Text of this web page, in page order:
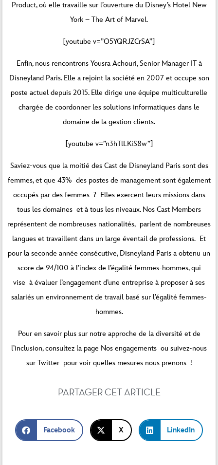
Product, où elle travaille sur l’ouverture du Disney’s Hotel New
York – The Art of Marvel.
[youtube v=”O5YQRJZCrSA”]
Enfin, nous rencontrons Yousra Achouri, Senior Manager IT à
Disneyland Paris. Elle a rejoint la société en 2007 et occupe son
poste actuel depuis 2015. Elle dirige une équipe multiculturelle
chargée de coordonner les solutions informatiques dans le
domaine de la gestion clients.
[youtube v=”n3hTlLKiS8w”]
Saviez-vous que la moitié des Cast de Disneyland Paris sont des
femmes, et que 43% des postes de management sont également
occupés par des femmes ? Elles exercent leurs missions dans
tous les domaines et à tous les niveaux. Nos Cast Members
représentent de nombreuses nationalités, parlent de nombreuses
langues et travaillent dans un large éventail de professions. Et
pour la seconde année consécutive, Disneyland Paris a obtenu un
score de 94/100 à l’index de l’égalité femmes-hommes, qui
vise à évaluer l’engagement d’une entreprise à proposer à ses
salariés un environnement de travail basé sur l’égalité femmes-
hommes.
Pour en savoir plus sur notre approche de la diversité et de
l’inclusion, consultez la page Nos engagements ou suivez-nous
sur Twitterpour voir quelles mesures nous prenons !
PARTAGER CET ARTICLE
Facebook X LinkedIn